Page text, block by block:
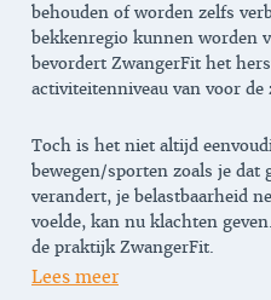
behouden of worden zelfs
bekkenregio kunnen worden
bevordert ZwangerFit het
activiteitenniveau van voor de
Toch is het niet altijd
bewegen/sporten zoals je dat
verandert, je belastbaarheid
voelde, kan nu klachten
de praktijk ZwangerFit.
Lees meer